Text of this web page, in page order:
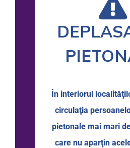
În interiorul
circulaţia
pietonale mai mari
care nu aparţin